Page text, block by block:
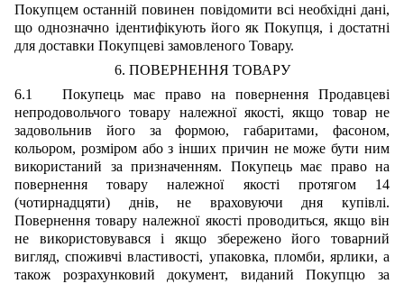
Покупцем останній повинен повідомити всі необхідні дані,
що однозначно ідентифікують його як Покупця, і достатні
для доставки Покупцеві замовленого Товару.
6. ПОВЕРНЕННЯ ТОВАРУ
6.1 Покупець має право на повернення Продавцеві
непродовольчого товару належної якості, якщо товар не
задовольнив його за формою, габаритами, фасоном,
кольором, розміром або з інших причин не може бути ним
використаний за призначенням. Покупець має право на
повернення товару належної якості протягом 14
(чотирнадцяти) днів, не враховуючи дня купівлі.
Повернення товару належної якості проводиться, якщо він
не використовувався і якщо збережено його товарний
вигляд, споживчі властивості, упаковка, пломби, ярлики, а
також розрахунковий документ, виданий Покупцю за